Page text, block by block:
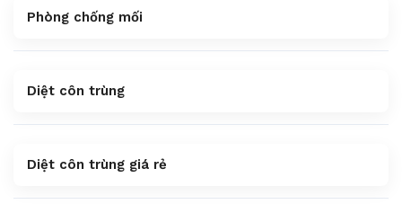
Phòng chống mối
Diệt côn trùng
Diệt côn trùng giá rẻ